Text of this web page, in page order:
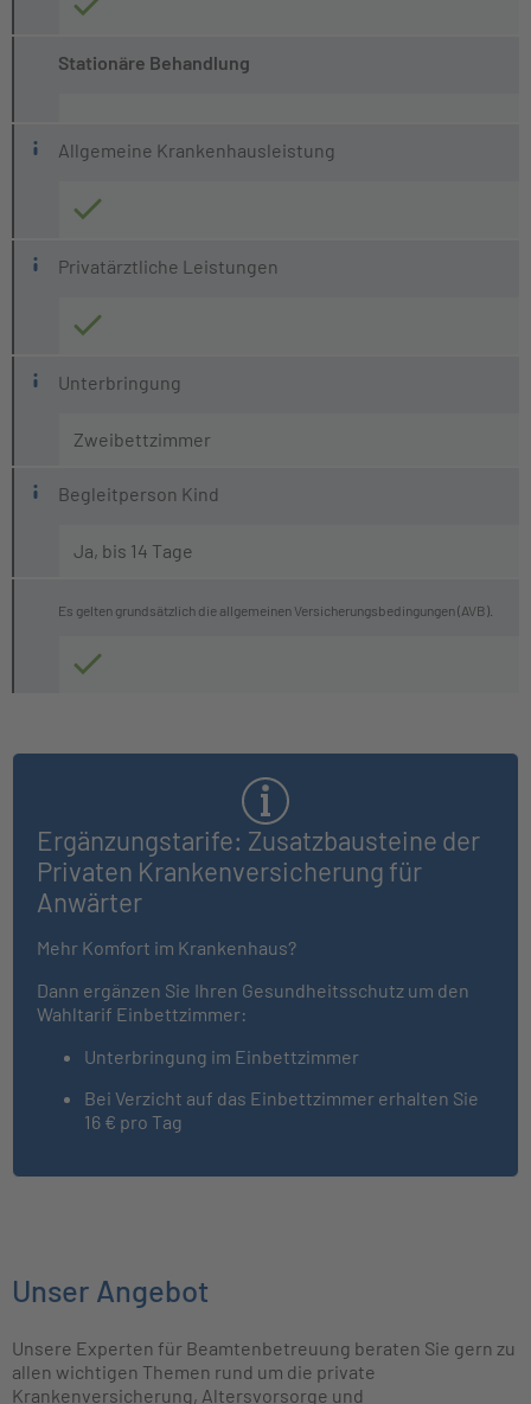
Stationäre Behandlung
Allgemeine Krankenhausleistung
Privatärztliche Leistungen
Unterbringung
Zweibettzimmer
Begleitperson Kind
Ja, bis 14 Tage
Es gelten grundsätzlich die allgemeinen Versicherungsbedingungen (AVB).
Ergänzungstarife: Zusatzbausteine der
Privaten Krankenversicherung für
Anwärter
Mehr Komfort im Krankenhaus?
Dann ergänzen Sie Ihren Gesundheitsschutz um den
Wahltarif Einbettzimmer:
Unterbringung im Einbettzimmer
Bei Verzicht auf das Einbettzimmer erhalten Sie
16 € pro Tag
Unser Angebot
Unsere Experten für Beamtenbetreuung beraten Sie gern zu
allen wichtigen Themen rund um die private
Krankenversicherung, Altersvorsorge und